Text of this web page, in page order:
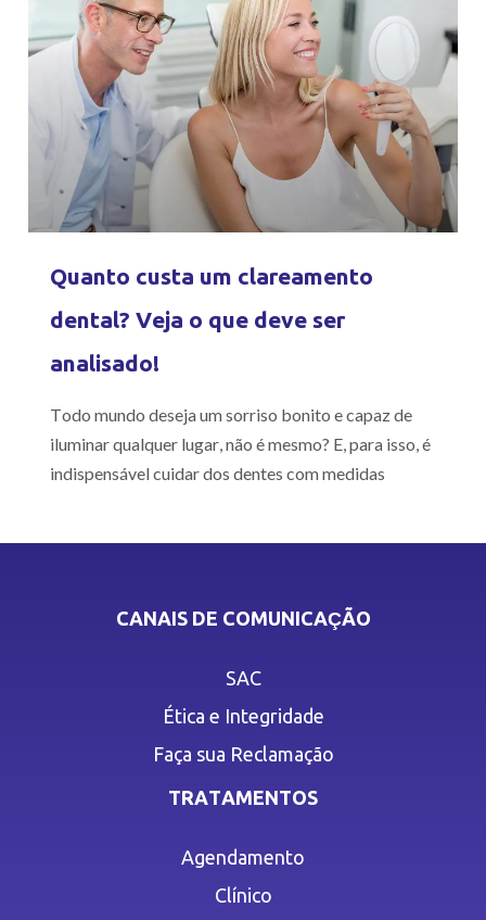
Quanto custa um clareamento
dental? Veja o que deve ser
analisado!
Todo mundo deseja um sorriso bonito e capaz de
iluminar qualquer lugar, não é mesmo? E, para isso, é
indispensável cuidar dos dentes com medidas
CANAIS DE COMUNICAÇÃO
SAC
Ética e Integridade
Faça sua Reclamação
TRATAMENTOS
Agendamento
Clínico